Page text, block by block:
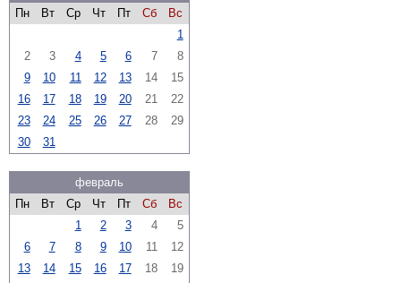
Пн
Вт Ср Чт Пт Сб
Вс
1
2
3 4 5 6 7
8
9
10 11 12 13 14
15
16
17 18 19 20 21
22
23
24 25 26 27 28
29
30
31
февраль
Пн
Вт Ср Чт Пт Сб
Вс
1
2 3 4
5
6
7 8 9 10 11
12
13
14 15 16 17 18 19